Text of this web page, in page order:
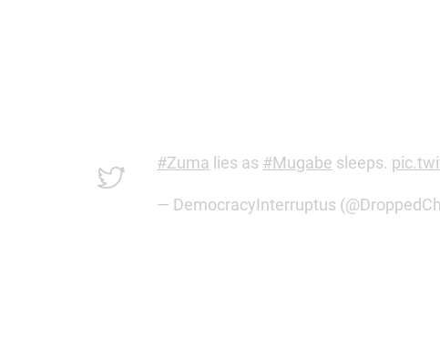
#Zuma lies as #Mugabe sleeps.
— DemocracyInterruptus